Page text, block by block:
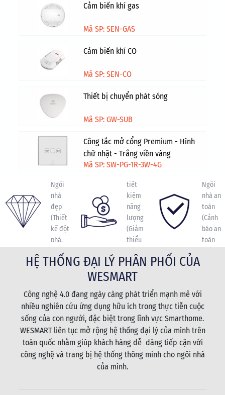
Cảm biến khí gas
Mã SP: SEN-GAS
Cảm biến khí CO
Mã SP: SEN-CO
Thiết bị chuyển phát sóng
Mã SP: GW-SUB
Công tắc mở cổng Premium - Hình
chữ nhật - Trắng viền vàng
Mã SP: SW-PG-1R-3W-4G
Ngôi
nhà
đẹp
(Thiết
kế đột
phá,
hiện
đại)
Tiết
kiệm
Ngôi
tiết
kiệm
năng
lượng
(Giảm
thiểu
lượng
tiêu
Ngôi
nhà an
toàn
(Cảnh
báo an
toàn
HỆ THỐNG ĐẠI LÝ PHÂN PHỐI CỦA
WESMART
Công nghệ 4.0 đang ngày càng phát triển mạnh mẽ với
nhiều nghiên cứu ứng dụng hữu ích trong thực tiễn cuộc
sống của con người, đặc biệt trong lĩnh vực Smarthome.
WESMART liên tục mở rộng hệ thống đại lý của mình trên
toàn quốc nhằm giúp khách hàng dễ dàng tiếp cận với
công nghệ và trang bị hệ thống thông minh cho ngôi nhà
của mình.